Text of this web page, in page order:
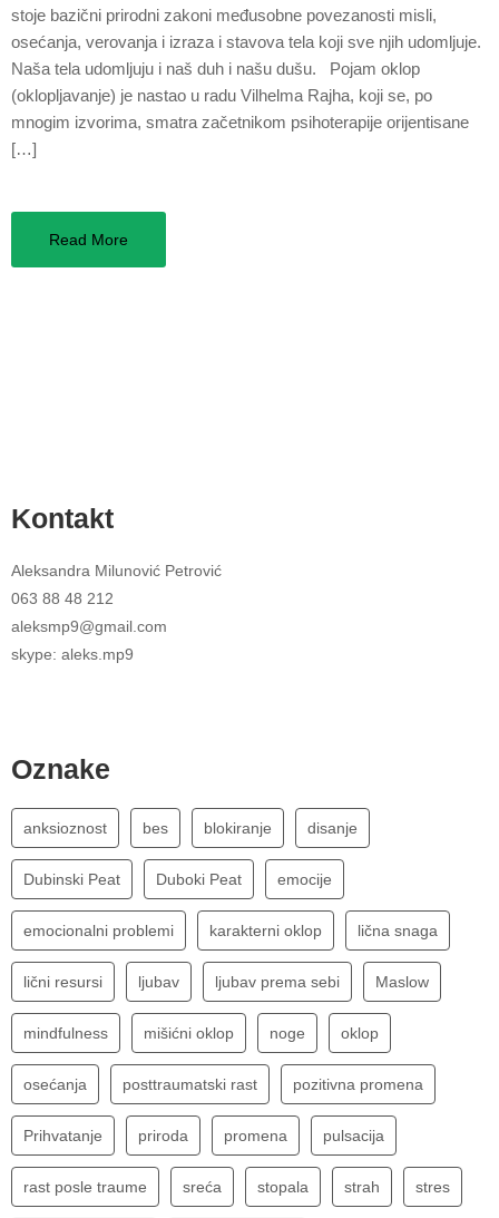
stoje bazični prirodni zakoni međusobne povezanosti misli,
osećanja, verovanja i izraza i stavova tela koji sve njih udomljuje.
Naša tela udomljuju i naš duh i našu dušu. Pojam oklop
(oklopljavanje) je nastao u radu Vilhelma Rajha, koji se, po
mnogim izvorima, smatra začetnikom psihoterapije orijentisane
[…]
Read More
Kontakt
Aleksandra Milunović Petrović
063 88 48 212
aleksmp9@gmail.com
skype: aleks.mp9
Oznake
anksioznost bes blokiranje disanje
Dubinski Peat Duboki Peat emocije
emocionalni problemi karakterni oklop lična snaga
lični resursi ljubav ljubav prema sebi Maslow
mindfulness mišićni oklop noge oklop
osećanja posttraumatski rast pozitivna promena
Prihvatanje priroda promena pulsacija
rast posle traume sreća stopala strah stres